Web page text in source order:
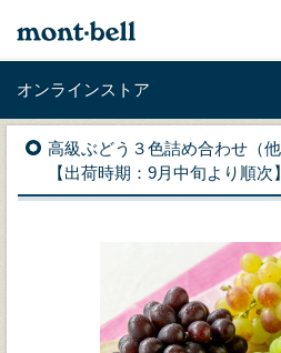
オンラインストア
高級ぶどう３色詰め合わせ（
【出荷時期：9月中旬より順次】